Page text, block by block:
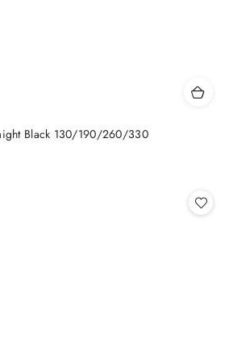
Black 130/190/260/330